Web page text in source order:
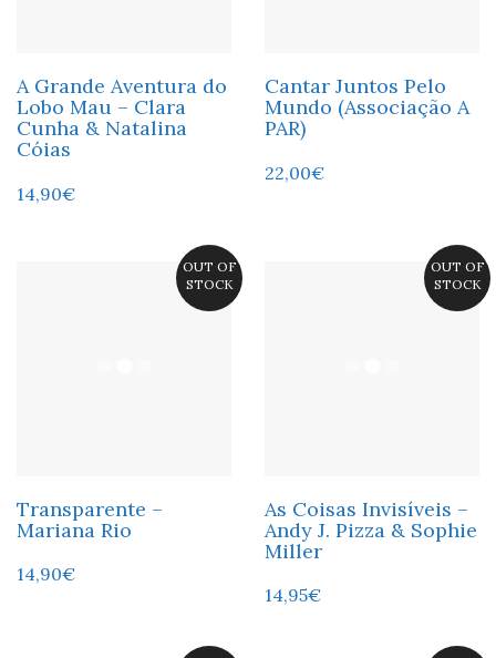
A Grande Aventura do
Lobo Mau – Clara
Cunha & Natalina
Cóias
14,90€
Cantar Juntos Pelo
Mundo (Associação A
PAR)
22,00€
OUT OF
STOCK
Transparente –
Mariana Rio
14,90€
OUT OF
STOCK
As Coisas Invisíveis –
Andy J. Pizza & Sophie
Miller
14,95€